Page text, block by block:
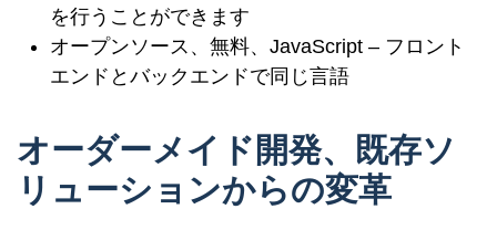
を行うことができます
オープンソース、無料、JavaScript – フロント
エンドとバックエンドで同じ言語
オーダーメイド開発、既存ソ
リューションからの変革